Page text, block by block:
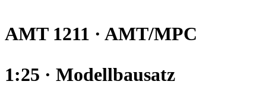
AMT 1211 · AMT/MPC
1:25 · Modellbausatz